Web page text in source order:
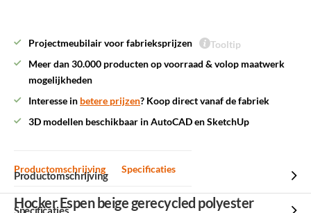
Projectmeubilair voor fabrieksprijzen
Tooltip
Meer dan 30.000 producten op voorraad & volop maatwerk
mogelijkheden
Interesse in betere prijzen? Koop direct vanaf de fabriek
3D modellen beschikbaar in AutoCAD en SketchUp
Productomschrijving Specificaties
Productomschrijving
Hocker Espen beige gerecycled polyester
Specificaties